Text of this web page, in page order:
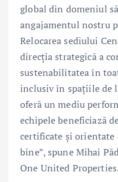
global din domeniul
angajamentul nostru
Relocarea sediului
direcția strategică a
sustenabilitatea în
inclusiv în spațiile de
oferă un mediu
echipele beneficiază
certificate și orientate
bine”, spune Mihai
One United